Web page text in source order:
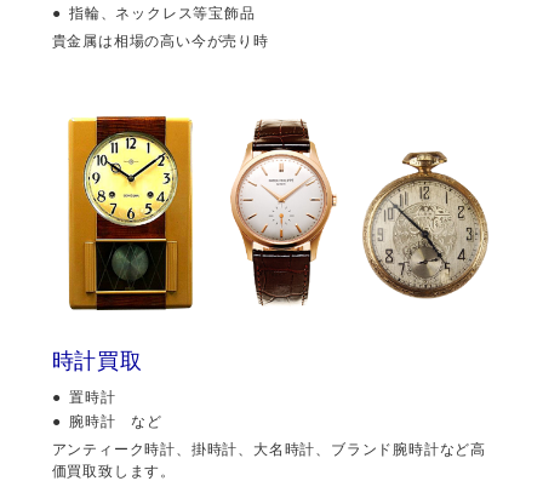
指輪、ネックレス等宝飾品
貴金属は相場の高い今が売り時
時計買取
置時計
腕時計 など
アンティーク時計、掛時計、大名時計、ブランド腕時計など高
価買取致します。